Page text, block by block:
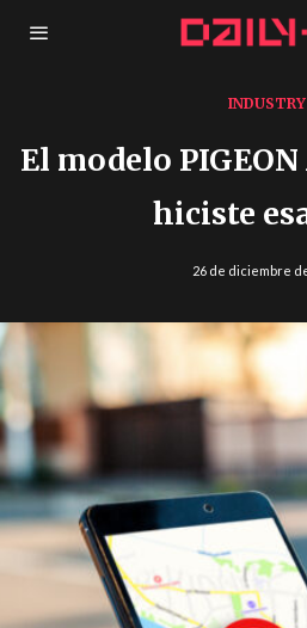
INDUSTRY
El modelo
hiciste
26 de diciembre